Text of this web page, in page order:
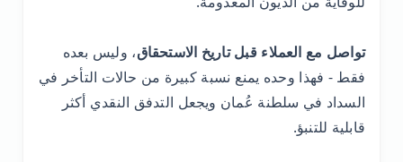
تواصل مع العملاء قبل تاريخ الاستحقاق، وليس بعده
فقط - فهذا وحده يمنع نسبة كبيرة من حالات التأخر في
السداد في سلطنة عُمان ويجعل التدفق النقدي أكثر
قابلية للتنبؤ.